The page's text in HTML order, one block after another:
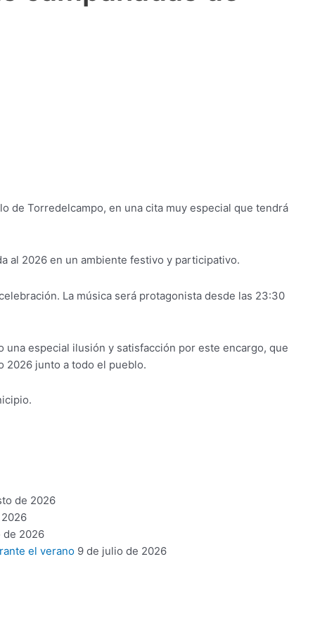
de Torredelcampo, en una cita muy especial que tendrá
al 2026 en un ambiente festivo y participativo.
La música será protagonista desde las 23:30
especial ilusión y satisfacción por este encargo, que
2026 junto a todo el pueblo.
de 2026
de 2026
el verano 9 de julio de 2026